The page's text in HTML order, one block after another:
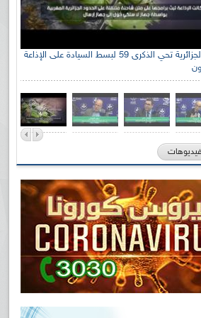
الإذاعة الجزائرية تحي الذكرى 59 لبسط السيادة على الإذاعة